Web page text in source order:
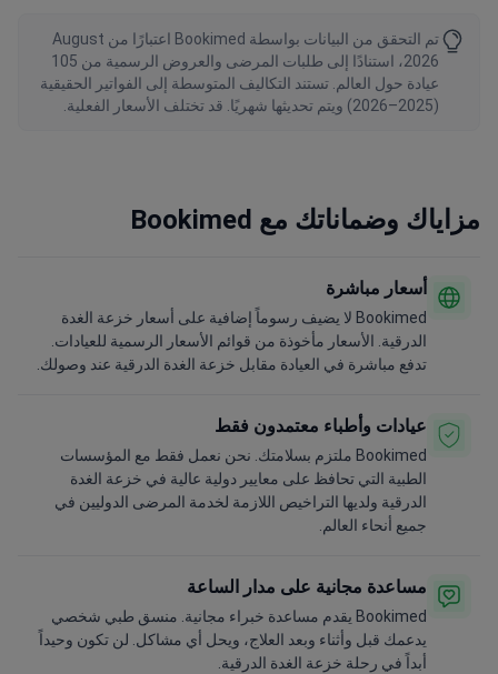
تم التحقق من البيانات بواسطة Bookimed اعتبارًا من August
2026، استنادًا إلى طلبات المرضى والعروض الرسمية من 105
عيادة حول العالم. تستند التكاليف المتوسطة إلى الفواتير الحقيقية
(2025–2026) ويتم تحديثها شهريًا. قد تختلف الأسعار الفعلية.
مزاياك وضماناتك مع Bookimed
أسعار مباشرة
Bookimed لا يضيف رسوماً إضافية على أسعار خزعة الغدة
الدرقية. الأسعار مأخوذة من قوائم الأسعار الرسمية للعيادات.
تدفع مباشرة في العيادة مقابل خزعة الغدة الدرقية عند وصولك.
عيادات وأطباء معتمدون فقط
Bookimed ملتزم بسلامتك. نحن نعمل فقط مع المؤسسات
الطبية التي تحافظ على معايير دولية عالية في خزعة الغدة
الدرقية ولديها التراخيص اللازمة لخدمة المرضى الدوليين في
جميع أنحاء العالم.
مساعدة مجانية على مدار الساعة
Bookimed يقدم مساعدة خبراء مجانية. منسق طبي شخصي
يدعمك قبل وأثناء وبعد العلاج، ويحل أي مشاكل. لن تكون وحيداً
أبداً في رحلة خزعة الغدة الدرقية.